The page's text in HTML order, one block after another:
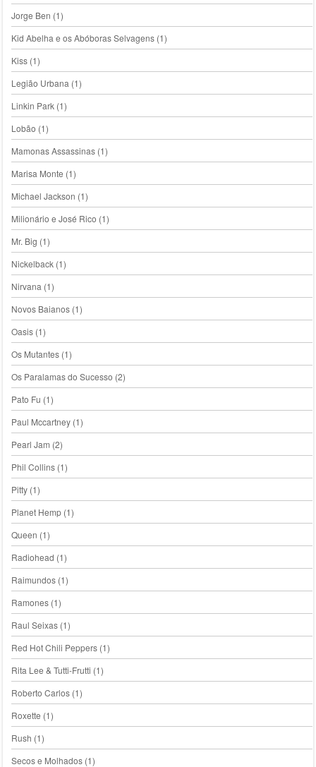
Jorge Ben (1)
Kid Abelha e os Abóboras Selvagens(1)
Kiss(1)
Legião Urbana (1)
Linkin Park(1)
Lobão (1)
Mamonas Assassinas(1)
Marisa Monte (1)
Michael Jackson (1)
Milionário e José Rico (1)
Mr. Big (1)
Nickelback(1)
Nirvana (1)
Novos Baianos(1)
Oasis(1)
Os Mutantes(1)
Os Paralamas do Sucesso (2)
Pato Fu (1)
Paul Mccartney(1)
Pearl Jam (2)
Phil Collins(1)
Pitty(1)
Planet Hemp(1)
Queen (1)
Radiohead (1)
Raimundos(1)
Ramones(1)
Raul Seixas(1)
Red Hot Chili Peppers(1)
Rita Lee & Tutti-Frutti (1)
Roberto Carlos(1)
Roxette (1)
Rush (1)
Secos e Molhados(1)